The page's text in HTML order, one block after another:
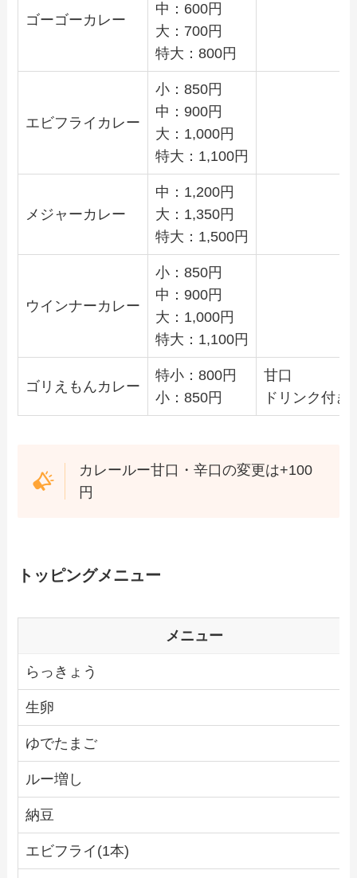
ゴーゴーカレー
中：600円
大：700円
特大：800円
エビフライカレー
小：850円
中：900円
大：1,000円
特大：1,100円
メジャーカレー
中：1,200円
大：1,350円
特大：1,500円
ウインナーカレー
小：850円
中：900円
大：1,000円
特大：1,100円
ゴリえもんカレー
特小：800円
小：850円
甘口
ドリンク付き
カレールー甘口・辛口の変更は+100
円
トッピングメニュー
メニュー
らっきょう
生卵
ゆでたまご
ルー増し
納豆
エビフライ(1本)